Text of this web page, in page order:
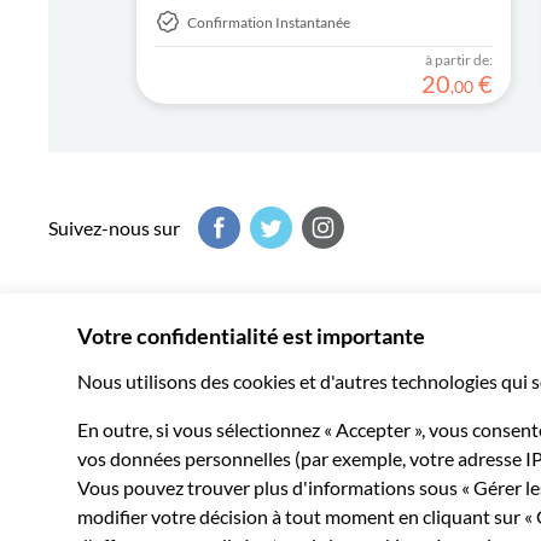
Confirmation Instantanée
à partir de:
20,00 €
Suivez-nous sur
Musement vous fait vivre le meilleur de chaque